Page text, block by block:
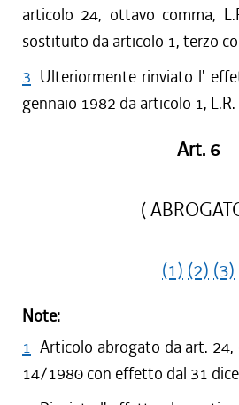
articolo 24, ottavo comma,
sostituito da articolo 1, terzo
3 Ulteriormente rinviato l'
gennaio 1982 da articolo 1,
Art. 6
(
(1) (2) (3)
Note:
1 Articolo abrogato da art. 24,
14/1980 con effetto dal 31